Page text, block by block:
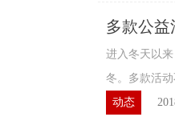
多款公
进入冬天以
冬。多款活
动态